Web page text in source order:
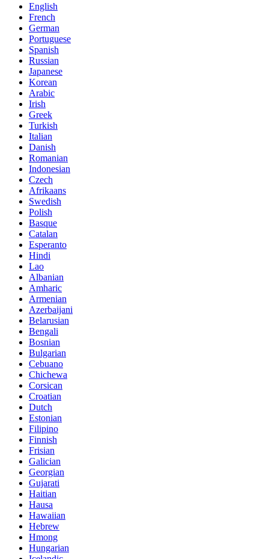
English
French
German
Portuguese
Spanish
Russian
Japanese
Korean
Arabic
Irish
Greek
Turkish
Italian
Danish
Romanian
Indonesian
Czech
Afrikaans
Swedish
Polish
Basque
Catalan
Esperanto
Hindi
Lao
Albanian
Amharic
Armenian
Azerbaijani
Belarusian
Bengali
Bosnian
Bulgarian
Cebuano
Chichewa
Corsican
Croatian
Dutch
Estonian
Filipino
Finnish
Frisian
Galician
Georgian
Gujarati
Haitian
Hausa
Hawaiian
Hebrew
Hmong
Hungarian